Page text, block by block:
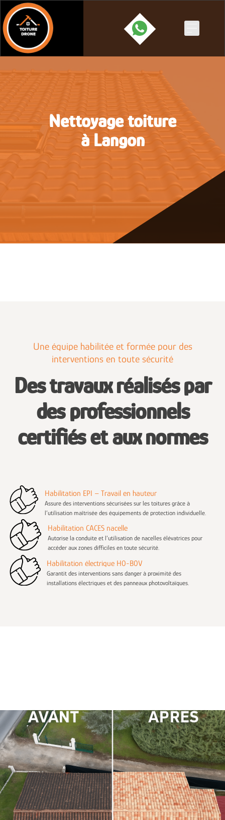
content
Nettoyage toiture
à Langon
Une équipe habilitée et formée pour des
interventions en toute sécurité
Des travaux réalisés par
des professionnels
certifiés et aux normes
Habilitation EPI – Travail en hauteur
Assure des interventions sécurisées sur les toitures grâce à
l’utilisation maîtrisée des équipements de protection individuelle.
Habilitation CACES nacelle
Autorise la conduite et l’utilisation de nacelles élévatrices pour
accéder aux zones difficiles en toute sécurité.
Habilitation électrique H0-B0V
Garantit des interventions sans danger à proximité des
installations électriques et des panneaux photovoltaïques.